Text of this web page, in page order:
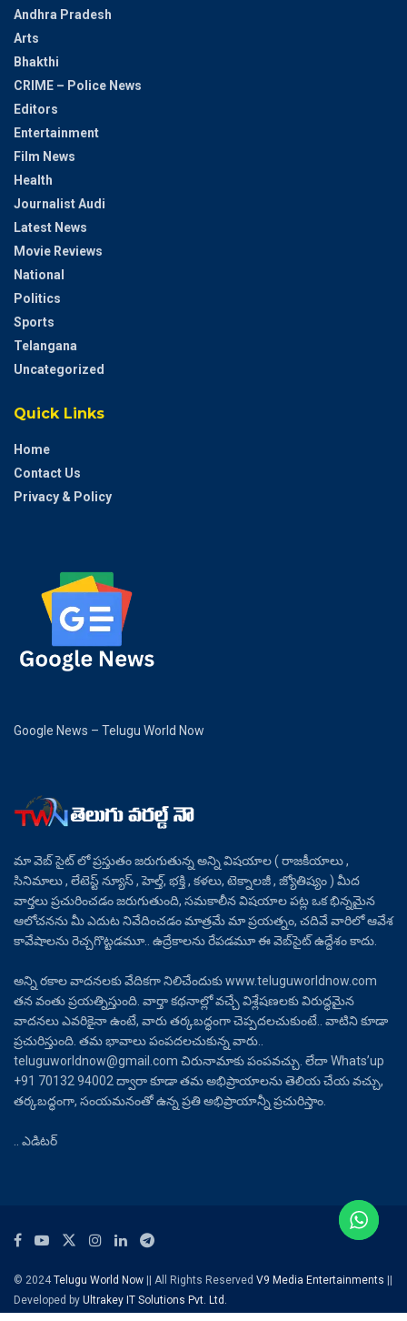
Andhra Pradesh
Arts
Bhakthi
CRIME – Police News
Editors
Entertainment
Film News
Health
Journalist Audi
Latest News
Movie Reviews
National
Politics
Sports
Telangana
Uncategorized
Quick Links
Home
Contact Us
Privacy & Policy
Google News – Telugu World Now
మా వెబ్ సైట్ లో ప్రస్తుతం జరుగుతున్న అన్ని విషయాల ( రాజకీయాలు ,
సినిమాలు , లేటెస్ట్ న్యూస్ , హెల్త్, భక్తి , కళలు, టెక్నాలజీ , జ్యోతిష్యం ) మీద
వార్తలు ప్రచురించడం జరుగుతుంది, సమకాలీన విషయాల పట్ల ఒక భిన్నమైన
ఆలోచనను మీ ఎదుట నివేదించడం మాత్రమే మా ప్రయత్నం, చదివే వారిలో ఆవేశ
కావేషాలను రెచ్చగొట్టడమూ.. ఉద్రేకాలను రేపడమూ ఈ వెబ్‌సైట్ ఉద్దేశం కాదు.
అన్ని రకాల వాదనలకు వేదికగా నిలిచేందుకు www.teluguworldnow.com
తన వంతు ప్రయత్నిస్తుంది. వార్తా కథనాల్లో వచ్చే విశ్లేషణలకు విరుద్ధమైన
వాదనలు ఎవరికైనా ఉంటే, వారు తర్కబద్ధంగా చెప్పదలచుకుంటే.. వాటిని కూడా
ప్రచురిస్తుంది. తమ భావాలు పంపదలచుకున్న వారు..
teluguworldnow@gmail.com చిరునామాకు పంపవచ్చు. లేదా Whats’up
+91 70132 94002 ద్వారా కూడా తమ అభిప్రాయాలను తెలియ చేయ వచ్చు,
తర్కబద్ధంగా, సంయమనంతో ఉన్న ప్రతి అభిప్రాయాన్నీ ప్రచురిస్తాం.
.. ఎడిటర్
© 2024Telugu World Now || All Rights Reserved V9 Media Entertainments ||
Developed by Ultrakey IT Solutions Pvt. Ltd.